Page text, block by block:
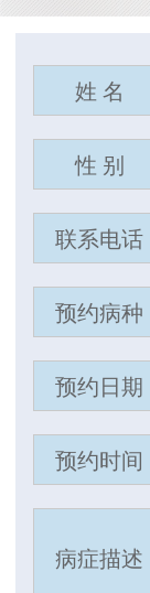
姓 名
性 别
联系电话
预约病种
预约日期
预约时间
病症描述